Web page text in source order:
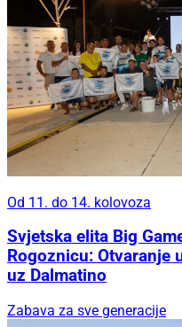
Od 11. do 14. kolovoza
Svjetska elita Big
Rogoznicu: Otvaranje
uz Dalmatino
Zabava za sve generacije